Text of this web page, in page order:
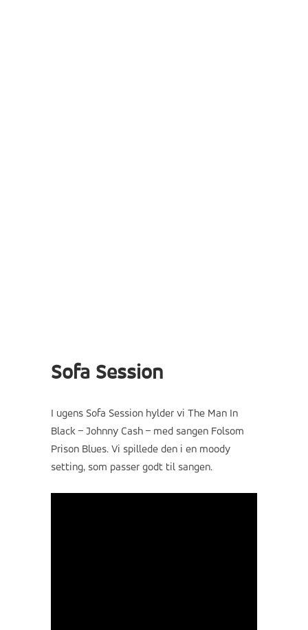
Sofa Session
I ugens Sofa Session hylder vi The Man In
Black – Johnny Cash – med sangen Folsom
Prison Blues. Vi spillede den i en moody
setting, som passer godt til sangen.